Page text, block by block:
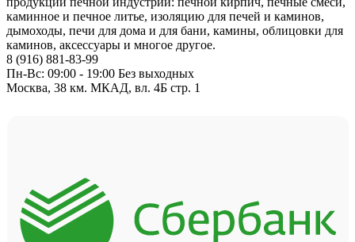
каминное и печное литье, изоляцию для печей и каминов,
дымоходы, печи для дома и для бани, камины, облицовки для
каминов, аксессуары и многое другое.
8 (916) 881-83-99
Пн-Вс: 09:00 - 19:00 Без выходных
Москва, 38 км. МКАД, вл. 4Б стр. 1